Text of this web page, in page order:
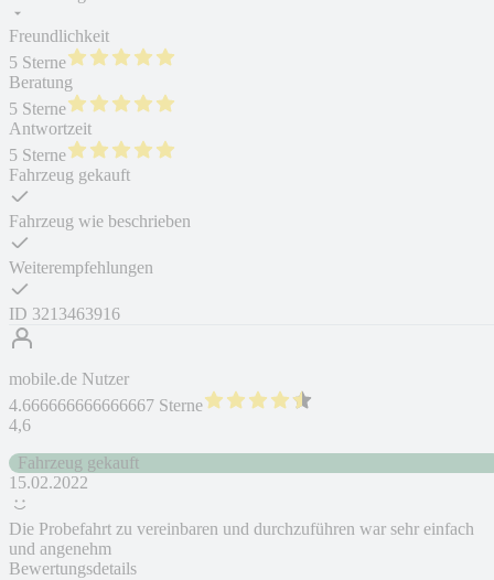
Freundlichkeit
5 Sterne
Beratung
5 Sterne
Antwortzeit
5 Sterne
Fahrzeug gekauft
Fahrzeug wie beschrieben
Weiterempfehlungen
ID 3213463916
mobile.de Nutzer
4.666666666666667 Sterne
4,6
Fahrzeug gekauft
15.02.2022
Die Probefahrt zu vereinbaren und durchzuführen war sehr einfach
und angenehm
Bewertungsdetails